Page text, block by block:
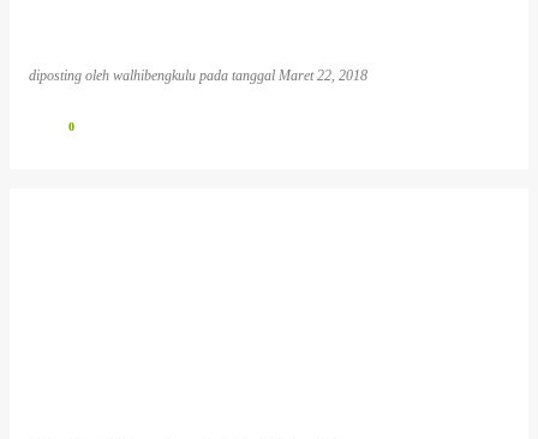
diposting oleh walhibengkulu pada tanggal Maret 22, 2018
0